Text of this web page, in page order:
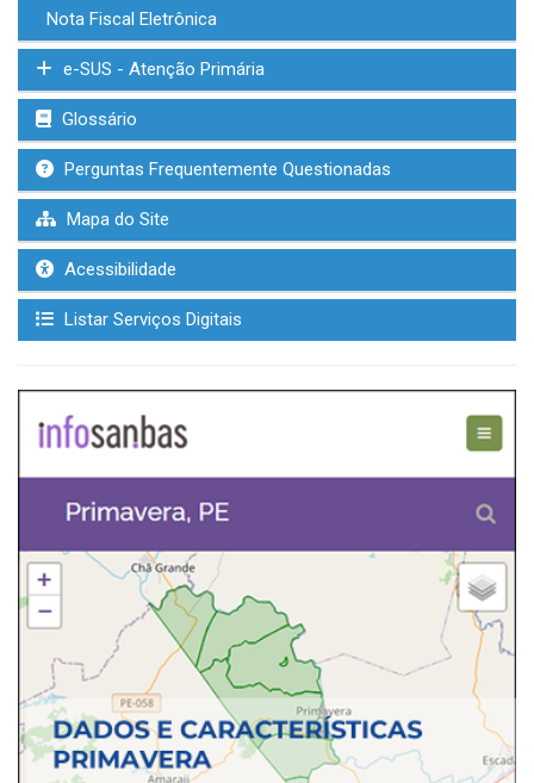
Nota Fiscal Eletrônica
e-SUS - Atenção Primária
Glossário
Perguntas Frequentemente Questionadas
Mapa do Site
Acessibilidade
Listar Serviços Digitais